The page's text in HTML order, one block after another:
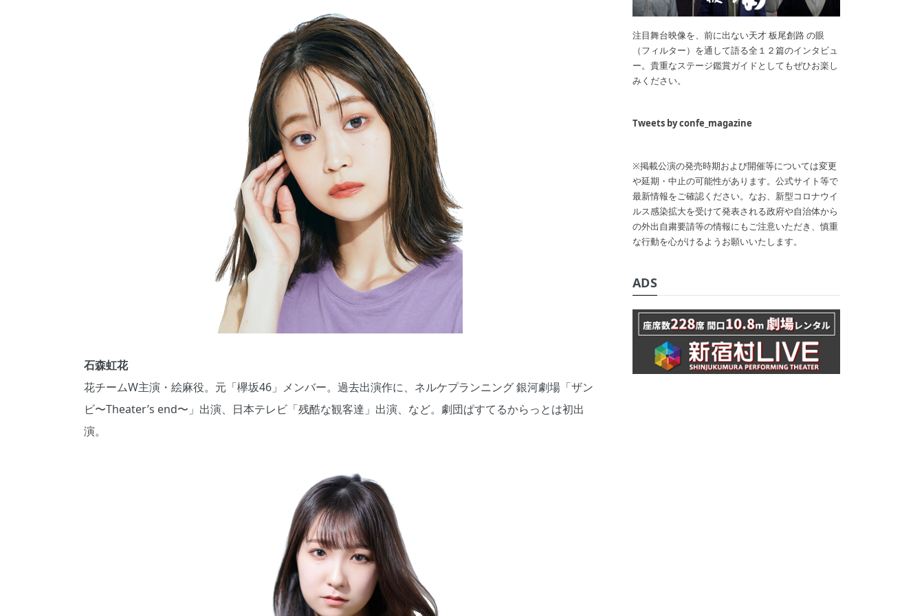
石森虹花
花チームW主演・絵麻役。元「欅坂46」メンバー。過去出演作に、ネルケプランニング 銀河劇場「ザン
ビ〜Theater’s end〜」出演、日本テレビ「残酷な観客達」出演、など。劇団ぱすてるからっとは初出
演。
注目舞台映像を、前に出ない天才 板尾創路 の眼
（フィルター）を通して語る全１２篇のインタビュ
ー。貴重なステージ鑑賞ガイドとしてもぜひお楽し
みください。
Tweets by confe_magazine
※掲載公演の発売時期および開催等については変更
や延期・中止の可能性があります。公式サイト等で
最新情報をご確認ください。なお、新型コロナウイ
ルス感染拡大を受けて発表される政府や自治体から
の外出自粛要請等の情報にもご注意いただき、慎重
な行動を心がけるようお願いいたします。
ADS